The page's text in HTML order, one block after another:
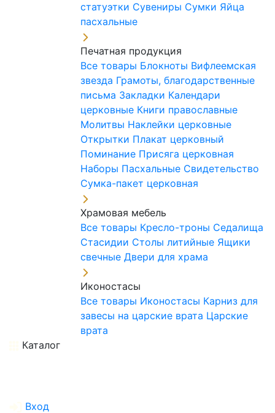
статуэтки Сувениры Сумки Яйца
пасхальные
Печатная продукция
Все товары Блокноты Вифлеемская
звезда Грамоты, благодарственные
письма Закладки Календари
церковные Книги православные
Молитвы Наклейки церковные
Открытки Плакат церковный
Поминание Присяга церковная
Наборы Пасхальные Свидетельство
Сумка-пакет церковная
Храмовая мебель
Все товары Кресло-троны Седалища
Стасидии Столы литийные Ящики
свечные Двери для храма
Иконостасы
Все товары Иконостасы Карниз для
завесы на царские врата Царские
врата
Каталог
Вход